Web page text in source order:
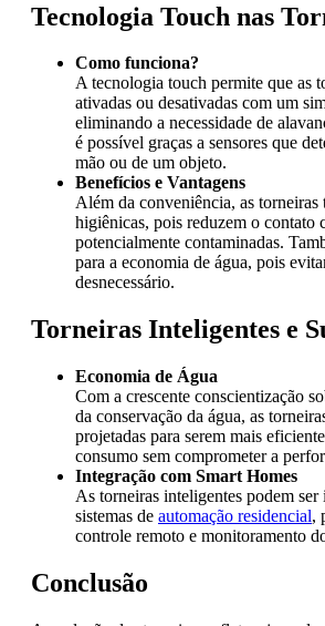
Tecnologia Touch nas
Como funciona?
A tecnologia touch permite que as
ativadas ou desativadas com um
eliminando a necessidade de
é possível graças a sensores que
mão ou de um objeto.
Benefícios e Vantagens
Além da conveniência, as torneiras
higiênicas, pois reduzem o contato
potencialmente contaminadas.
para a economia de água, pois
desnecessário.
Torneiras Inteligentes e
Economia de Água
Com a crescente conscientização
da conservação da água, as
projetadas para serem mais
consumo sem comprometer a
Integração com Smart Homes
As torneiras inteligentes podem ser
sistemas de automação residencial,
controle remoto e monitoramento
Conclusão